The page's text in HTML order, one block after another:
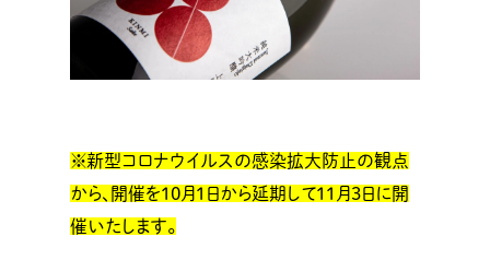
※新型コロナウイルスの感染拡大防止の観点
から、開催を10月1日から延期して11月3日に開
催いたします。